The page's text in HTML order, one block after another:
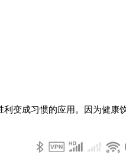
变成习惯的应用。因为健康